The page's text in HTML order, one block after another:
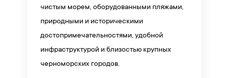
чистым морем, оборудованными пляжами,
природными и историческими
достопримечательностями, удобной
инфраструктурой и близостью крупных
черноморских городов.